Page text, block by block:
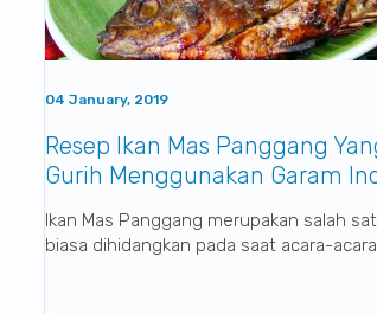
04 January, 2019
Resep Ikan Mas Panggang
Gurih Menggunakan Garam
Ikan Mas Panggang merupakan salah
biasa dihidangkan pada saat acara-